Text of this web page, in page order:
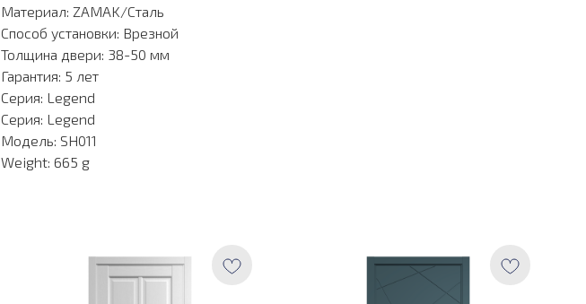
Материал: ZAMAK/Сталь
Способ установки: Врезной
Толщина двери: 38-50 мм
Гарантия: 5 лет
Серия: Legend
Серия: Legend
Модель: SH011
Weight: 665 g